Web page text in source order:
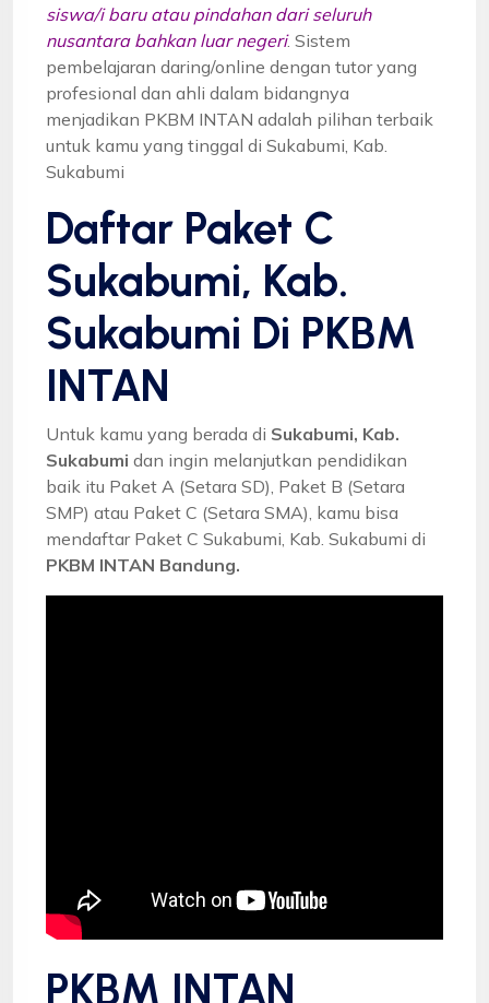
siswa/i baru atau pindahan dari seluruh
nusantara bahkan luar negeri. Sistem
pembelajaran daring/online dengan tutor yang
profesional dan ahli dalam bidangnya
menjadikan PKBM INTAN adalah pilihan terbaik
untuk kamu yang tinggal di Sukabumi, Kab.
Sukabumi
Daftar Paket C
Sukabumi, Kab.
Sukabumi Di PKBM
INTAN
Untuk kamu yang berada di Sukabumi, Kab.
Sukabumi dan ingin melanjutkan pendidikan
baik itu Paket A (Setara SD), Paket B (Setara
SMP) atau Paket C (Setara SMA), kamu bisa
mendaftar Paket C Sukabumi, Kab. Sukabumi di
PKBM INTAN Bandung.
PKBM INTAN